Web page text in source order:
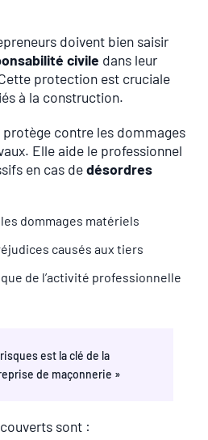
doivent bien saisir
civile dans leur
protection est cruciale
à la construction.
contre les dommages
Elle aide le professionnel
en cas dedésordres
dommages matériels
causés aux tiers
de l’activité professionnelle
est la clé de la
de maçonnerie »
sont :